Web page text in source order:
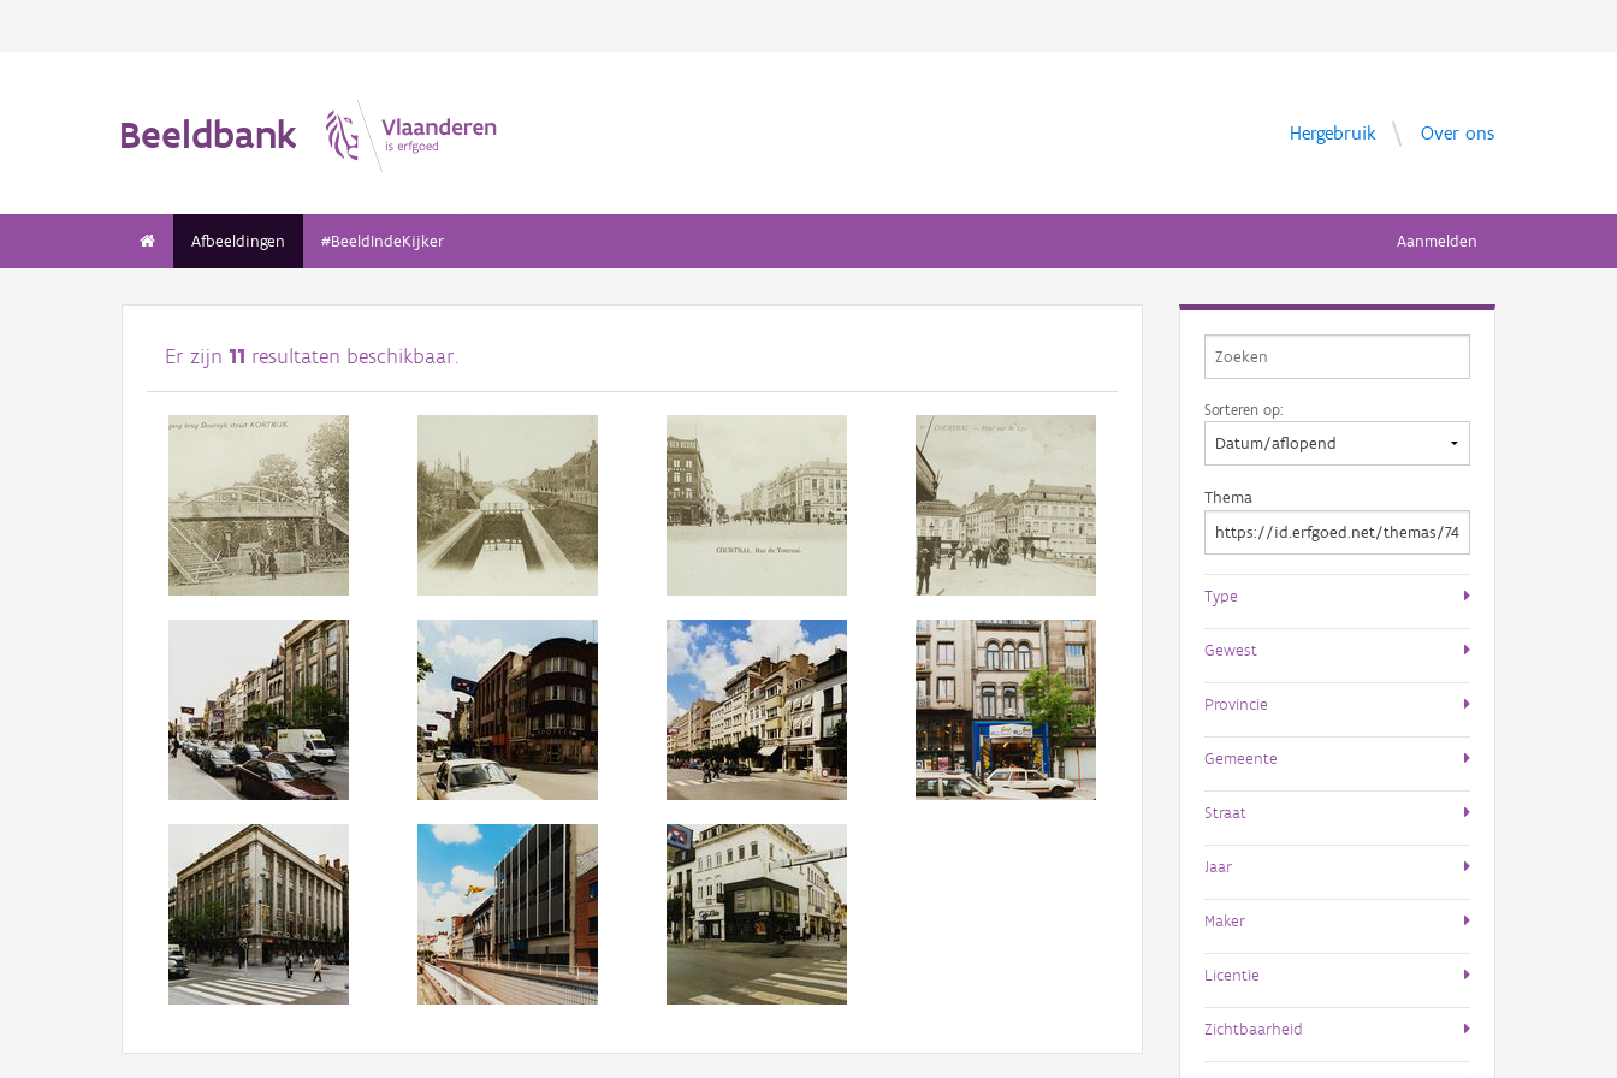
Beeldbank Hergebruik Over ons
Afbeeldingen #BeeldIndeKijker Aanmelden
Er zijn 11 resultaten beschikbaar.
Sorteren op:
Thema
Type
Gewest
Provincie
Gemeente
Straat
Jaar
Maker
Licentie
Zichtbaarheid